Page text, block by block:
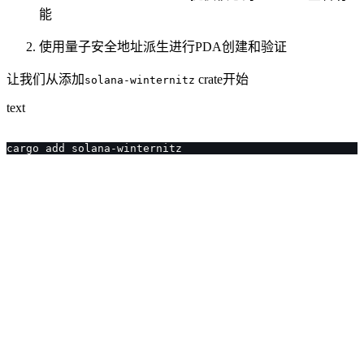
能
使用量子安全地址派生进行PDA创建和验证
让我们从添加 solana-winternitz crate开始
text
cargo add solana-winternitz